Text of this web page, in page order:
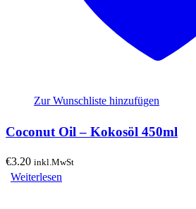
Zur Wunschliste hinzufügen
Coconut Oil – Kokosöl 450ml
€3.20 inkl.MwSt
Weiterlesen